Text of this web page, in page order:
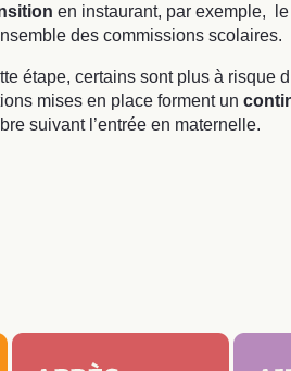
en instaurant, par exemple,
des commissions scolaires.
étape, certains sont plus à risque
mises en place forment un
suivant l’entrée en maternelle.